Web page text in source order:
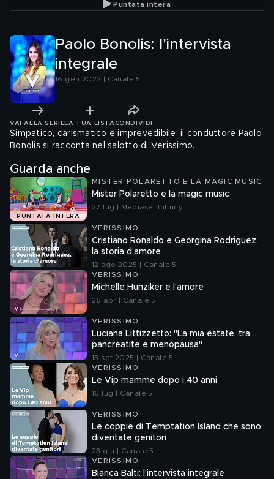
Puntata intera
Paolo Bonolis: l'intervista
integrale
16 gen 2022 | Canale 5
VAI ALLA SERIE LA TUA LISTA CONDIVIDI
Simpatico, carismatico e imprevedibile: il conduttore Paolo
Bonolis si racconta nel salotto di Verissimo.
Guarda anche
PUNTATA INTERA
MISTER POLARETTO E LA MAGIC MUSIC
Mister Polaretto e la magic music
27 lug | Mediaset Infinity
VERISSIMO
Cristiano Ronaldo e Georgina Rodriguez,
la storia d'amore
12 ago 2025 | Canale 5
VERISSIMO
Michelle Hunziker e l'amore
26 apr | Canale 5
VERISSIMO
Luciana Littizzetto: "La mia estate, tra
pancreatite e menopausa"
13 set 2025 | Canale 5
VERISSIMO
Le Vip mamme dopo i 40 anni
16 lug | Canale 5
VERISSIMO
Le coppie di Temptation Island che sono
diventate genitori
23 giu | Canale 5
VERISSIMO
Bianca Balti: l'intervista integrale